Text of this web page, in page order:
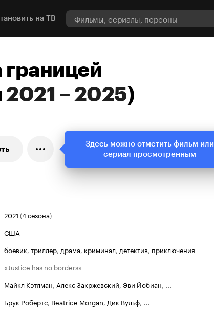
на ТВ
2021 – 2025)
2021 (4 сезона)
США
боевик, триллер, драма, криминал, детектив, приключения
«Justice has no borders»
Майкл Кэтлман, Алекс Закржевский, Эви Йобиан, ...
Брук Робертс, Beatrice Morgan, Дик Вульф, ...
Здесь можно отметить фильм или
сериал просмотренным